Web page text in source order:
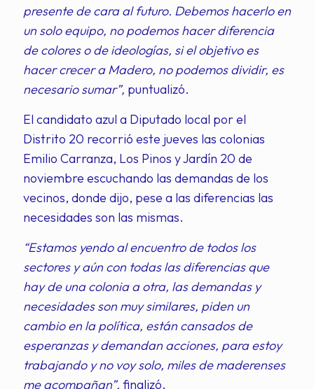
presente de cara al futuro. Debemos hacerlo en
un solo equipo, no podemos hacer diferencia
de colores o de ideologías, si el objetivo es
hacer crecer a Madero, no podemos dividir, es
necesario sumar”, puntualizó.
El candidato azul a Diputado local por el
Distrito 20 recorrió este jueves las colonias
Emilio Carranza, Los Pinos y Jardín 20 de
noviembre escuchando las demandas de los
vecinos, donde dijo, pese a las diferencias las
necesidades son las mismas.
“Estamos yendo al encuentro de todos los
sectores y aún con todas las diferencias que
hay de una colonia a otra, las demandas y
necesidades son muy similares, piden un
cambio en la política, están cansados de
esperanzas y demandan acciones, para estoy
trabajando y no voy solo, miles de maderenses
me acompañan”, finalizó.